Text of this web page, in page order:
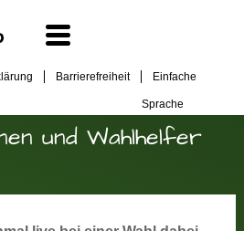
Barrierefreiheit Einfache
Sprache
und Wahlhelfer